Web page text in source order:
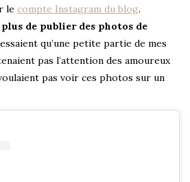
le compte Instagram du blog.
de publier des photos de
qu’une petite partie de mes
pas l’attention des amoureux
pas voir ces photos sur un